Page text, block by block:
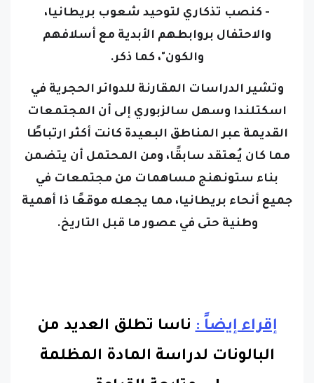
والاحتفال بروابطهم الأبدية مع أسلافهم
والكون"، كما ذكر.
وتشير الدراسات المقارنة للدوائر الحجرية في
اسكتلندا وسهل سالزبوري إلى أن المجتمعات
القديمة عبر المناطق البعيدة كانت أكثر ارتباطًا
مما كان يُعتقد سابقًا، ومن المحتمل أن يتضمن
بناء ستونهنج مساهمات من مجتمعات في
جميع أنحاء بريطانيا، مما يجعله موقعًا ذا أهمية
وطنية حتى في عصور ما قبل التاريخ.
البالونات لدراسة المادة المظلمة
!
.. متابعة القراءة